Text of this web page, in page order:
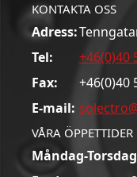
KONTAKTA OSS
Adress:
Tel:
+46(0)40
Fax:
+46(0)40
E-mail:
VÅRA ÖPPETTIDER
Måndag-